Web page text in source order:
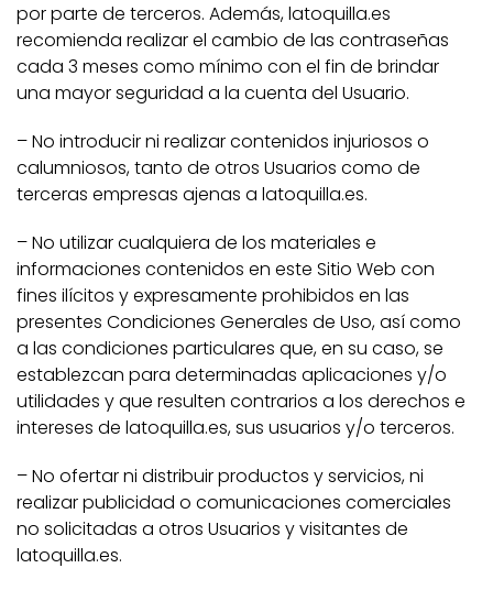
por parte de terceros. Además, latoquilla.es
recomienda realizar el cambio de las contraseñas
cada 3 meses como mínimo con el fin de brindar
una mayor seguridad a la cuenta del Usuario.
– No introducir ni realizar contenidos injuriosos o
calumniosos, tanto de otros Usuarios como de
terceras empresas ajenas a latoquilla.es.
– No utilizar cualquiera de los materiales e
informaciones contenidos en este Sitio Web con
fines ilícitos y expresamente prohibidos en las
presentes Condiciones Generales de Uso, así como
a las condiciones particulares que, en su caso, se
establezcan para determinadas aplicaciones y/o
utilidades y que resulten contrarios a los derechos e
intereses de latoquilla.es, sus usuarios y/o terceros.
– No ofertar ni distribuir productos y servicios, ni
realizar publicidad o comunicaciones comerciales
no solicitadas a otros Usuarios y visitantes de
latoquilla.es.